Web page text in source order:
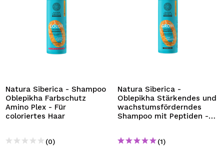
Natura Siberica - Shampoo
Oblepikha Farbschutz
Amino Plex - Für
coloriertes Haar
(0)
Natura Siberica -
Oblepikha Stärkendes und
wachstumsförderndes
Shampoo mit Peptiden -
(1)